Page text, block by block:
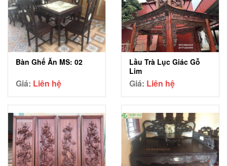
Bàn Ghế Ăn MS: 02
Giá: Liên hệ
Lầu Trà Lục Giác Gỗ
Lim
Giá: Liên hệ